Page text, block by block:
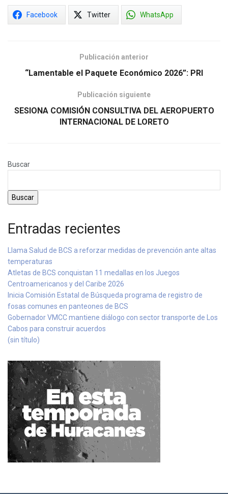
Facebook Twitter WhatsApp
Publicación anterior
“Lamentable el Paquete Económico 2026”: PRI
Publicación siguiente
SESIONA COMISIÓN CONSULTIVA DEL AEROPUERTO
INTERNACIONAL DE LORETO
Buscar
Buscar
Entradas recientes
Llama Salud de BCS a reforzar medidas de prevención ante altas
temperaturas
Atletas de BCS conquistan 11 medallas en los Juegos
Centroamericanos y del Caribe 2026
Inicia Comisión Estatal de Búsqueda programa de registro de
fosas comunes en panteones de BCS
Gobernador VMCC mantiene diálogo con sector transporte de Los
Cabos para construir acuerdos
(sin título)